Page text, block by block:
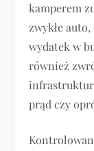
kamperem
zwykłe
wydatek w
również
prąd czy